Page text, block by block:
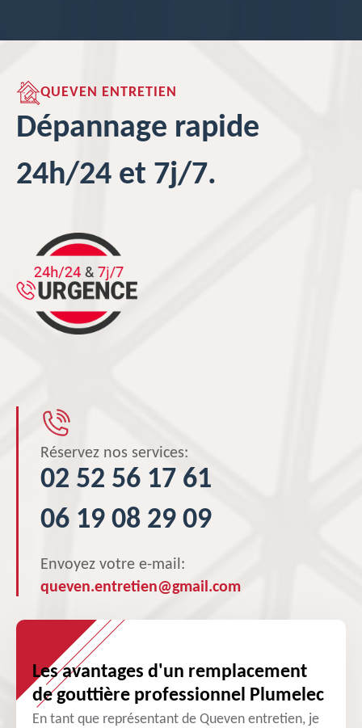
QUEVEN ENTRETIEN
Dépannage rapide
24h/24 et 7j/7.
Réservez nos services:
02 52 56 17 61
06 19 08 29 09
Envoyez votre e-mail:
queven.entretien@gmail.com
Les avantages d'un remplacement
de gouttière professionnel Plumelec
En tant que représentant de Queven entretien, je